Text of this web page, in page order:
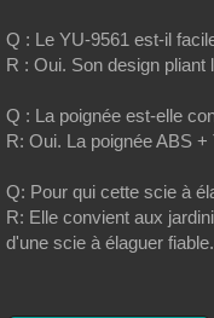
Q : Le YU-9561 est-il
R : Oui. Son design pliant
Q : La poignée est-elle
R: Oui. La poignée ABS
Q: Pour qui cette scie à
R: Elle convient aux
d'une scie à élaguer fiable.